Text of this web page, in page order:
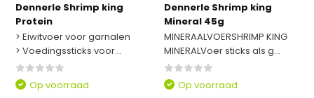
Dennerle Shrimp king
Protein
> Eiwitvoer voor garnalen
> Voedingssticks voor...
Op voorraad
Dennerle Shrimp king
Mineral 45g
MINERAALVOERSHRIMP KING
MINERALVoer sticks als g...
Op voorraad